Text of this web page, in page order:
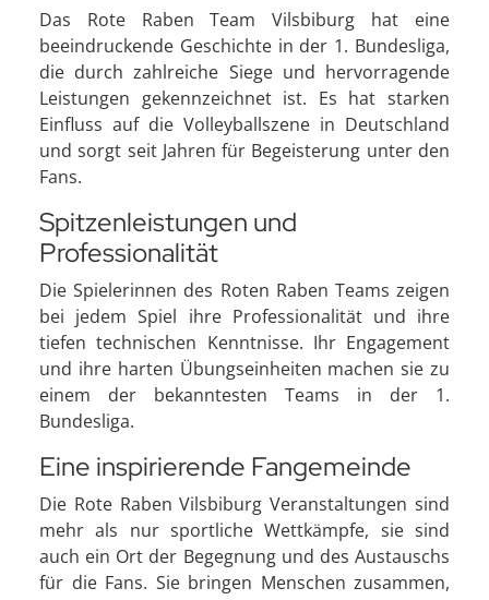
Das Rote Raben Team Vilsbiburg hat eine
beeindruckende Geschichte in der 1. Bundesliga,
die durch zahlreiche Siege und hervorragende
Leistungen gekennzeichnet ist. Es hat starken
Einfluss auf die Volleyballszene in Deutschland
und sorgt seit Jahren für Begeisterung unter den
Fans.
Spitzenleistungen und
Professionalität
Die Spielerinnen des Roten Raben Teams zeigen
bei jedem Spiel ihre Professionalität und ihre
tiefen technischen Kenntnisse. Ihr Engagement
und ihre harten Übungseinheiten machen sie zu
einem der bekanntesten Teams in der 1.
Bundesliga.
Eine inspirierende Fangemeinde
Die Rote Raben Vilsbiburg Veranstaltungen sind
mehr als nur sportliche Wettkämpfe, sie sind
auch ein Ort der Begegnung und des Austauschs
für die Fans. Sie bringen Menschen zusammen,